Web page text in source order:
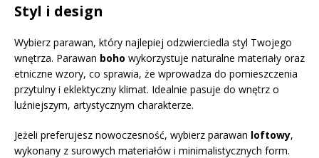
Styl i design
Wybierz parawan, który najlepiej odzwierciedla styl Twojego
wnętrza. Parawan boho wykorzystuje naturalne materiały oraz
etniczne wzory, co sprawia, że wprowadza do pomieszczenia
przytulny i eklektyczny klimat. Idealnie pasuje do wnętrz o
luźniejszym, artystycznym charakterze.
Jeżeli preferujesz nowoczesność, wybierz parawan loftowy,
wykonany z surowych materiałów i minimalistycznych form.